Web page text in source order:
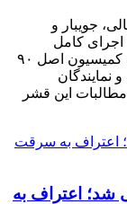
جویبار و
اجرای کامل
اثربخش خواهد بود»، از تشکیل نشست مشترک کمیسیون اصل ۹۰
نمایندگان
این قشر
شد؛ اعتراف به